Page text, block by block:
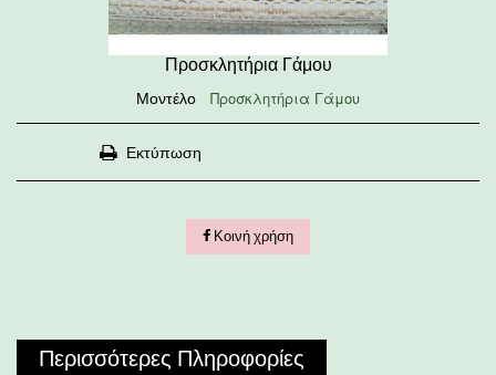
Προσκλητήρια Γάμου
Μοντέλο Προσκλητήρια Γάμου
Εκτύπωση
Κοινή χρήση
Περισσότερες Πληροφορίες